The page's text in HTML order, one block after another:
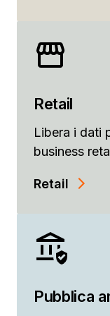
Retail
Libera i dati
business
Retail
Pubblica